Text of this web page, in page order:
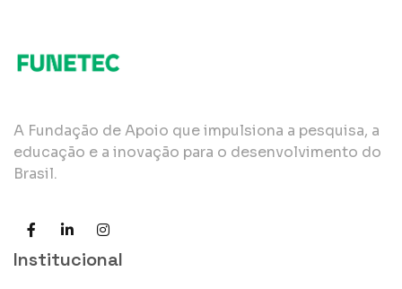
A Fundação de Apoio que impulsiona a pesquisa, a
educação e a inovação para o desenvolvimento do
Brasil.
Institucional